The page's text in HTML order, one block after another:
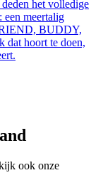
het volledige
een meertalig
BUDDY,
dat hoort te doen,
ook onze